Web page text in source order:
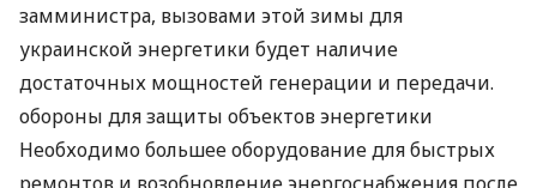
замминистра, вызовами этой зимы для
украинской энергетики будет наличие
достаточных мощностей генерации и передачи.
обороны для защиты объектов энергетики
Необходимо большее оборудование для быстрых